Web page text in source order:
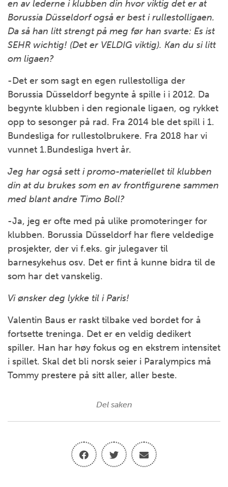
en av lederne i klubben din hvor viktig det er at
Borussia Düsseldorf også er best i rullestolligaen.
Da så han litt strengt på meg før han svarte: Es ist
SEHR wichtig! (Det er VELDIG viktig). Kan du si litt
om ligaen?
-Det er som sagt en egen rullestolliga der
Borussia Düsseldorf begynte å spille i i 2012. Da
begynte klubben i den regionale ligaen, og rykket
opp to sesonger på rad. Fra 2014 ble det spill i 1.
Bundesliga for rullestolbrukere. Fra 2018 har vi
vunnet 1.Bundesliga hvert år.
Jeg har også sett i promo-materiellet til klubben
din at du brukes som en av frontfigurene sammen
med blant andre Timo Boll?
-Ja, jeg er ofte med på ulike promoteringer for
klubben. Borussia Düsseldorf har flere veldedige
prosjekter, der vi f.eks. gir julegaver til
barnesykehus osv. Det er fint å kunne bidra til de
som har det vanskelig.
Vi ønsker deg lykke til i Paris!
Valentin Baus er raskt tilbake ved bordet for å
fortsette treninga. Det er en veldig dedikert
spiller. Han har høy fokus og en ekstrem intensitet
i spillet. Skal det bli norsk seier i Paralympics må
Tommy prestere på sitt aller, aller beste.
Del saken